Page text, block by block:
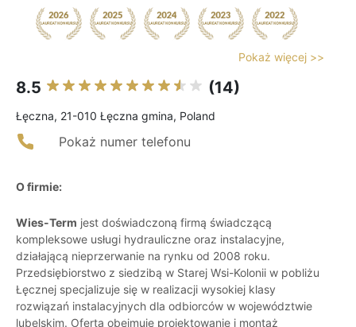
Pokaż więcej >>
8.5 (14)
Łęczna, 21-010 Łęczna gmina, Poland
Pokaż numer telefonu
O firmie:
Wies-Term jest doświadczoną firmą świadczącą
kompleksowe usługi hydrauliczne oraz instalacyjne,
działającą nieprzerwanie na rynku od 2008 roku.
Przedsiębiorstwo z siedzibą w Starej Wsi-Kolonii w pobliżu
Łęcznej specjalizuje się w realizacji wysokiej klasy
rozwiązań instalacyjnych dla odbiorców w województwie
lubelskim. Oferta obejmuje projektowanie i montaż